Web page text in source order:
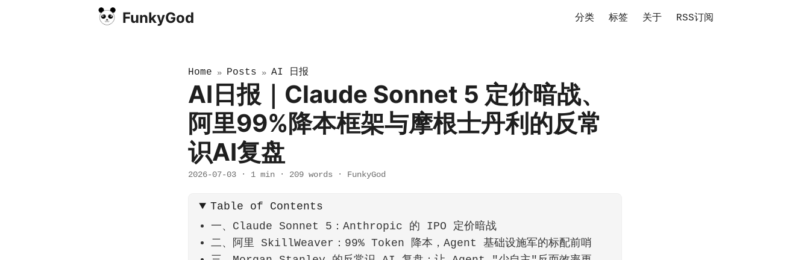
FunkyGod 分类 标签 关于 RSS订阅
Home » Posts » AI 日报
AI日报｜Claude Sonnet 5 定价暗战、
阿里99%降本框架与摩根士丹利的反常
识AI复盘
2026-07-03 · 1 min · 209 words · FunkyGod
Table of Contents
一、Claude Sonnet 5：Anthropic 的 IPO 定价暗战
二、阿里 SkillWeaver：99% Token 降本，Agent 基础设施军的标配前哨